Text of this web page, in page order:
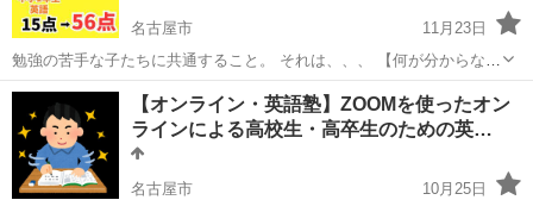
名古屋市
11月23日
勉強の苦手な子たちに共通すること。 それは、、、 【何が分からない
かも分からない。】 ⭐️勉強をする上で最も大切なことは、自己分析で
す。 ひとつひとつ戻り学習をしながら、自分の苦手を理解することが
点数を上げる近道で...
愛知 名古屋市 塾 コマ
【オンライン・英語塾】ZOOMを使ったオン
ラインによる高校生・高卒生のための英…
名古屋市
10月25日